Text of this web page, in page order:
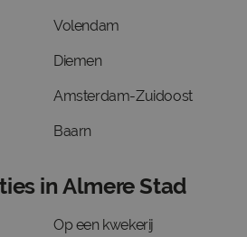
Volendam
Diemen
Amsterdam-Zuidoost
Baarn
in Almere Stad
Op een kwekerij